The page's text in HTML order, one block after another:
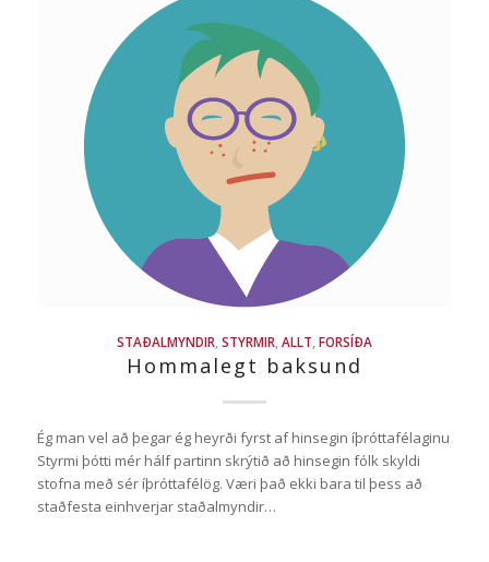
STAÐALMYNDIR STYRMIR ALLT FORSÍÐA
Hommalegt baksund
Ég man vel að þegar ég heyrði fyrst af hinsegin íþróttafélaginu
Styrmi þótti mér hálf partinn skrýtið að hinsegin fólk skyldi
stofna með sér íþróttafélög. Væri það ekki bara til þess að
staðfesta einhverjar staðalmyndir…